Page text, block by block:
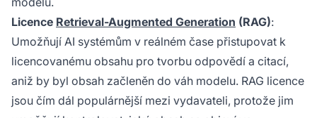
Licence Retrieval-Augmented Generation (RAG):
Umožňují AI systémům v reálném čase přistupovat k
licencovanému obsahu pro tvorbu odpovědí a citací,
aniž by byl obsah začleněn do váh modelu. RAG licence
jsou čím dál populárnější mezi vydavateli, protože jim